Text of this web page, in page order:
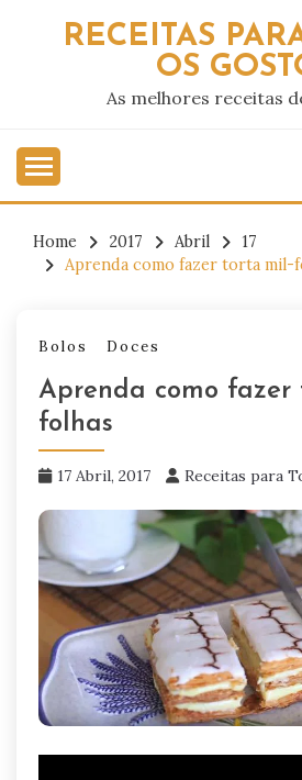
RECEITAS
OS
As melhores receitas
Home 2017 Abril
17
Aprenda como fazer torta mil-
Bolos Doces
Aprenda como fazer
folhas
17 Abril, 2017 Receitas para